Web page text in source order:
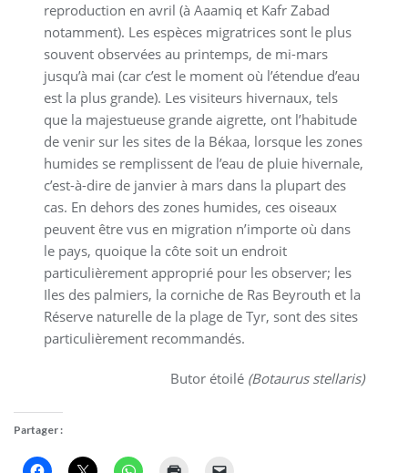
reproduction en avril (à Aaamiq et Kafr Zabad
notamment). Les espèces migratrices sont le plus
souvent observées au printemps, de mi-mars
jusqu’à mai (car c’est le moment où l’étendue d’eau
est la plus grande). Les visiteurs hivernaux, tels
que la majestueuse grande aigrette, ont l’habitude
de venir sur les sites de la Békaa, lorsque les zones
humides se remplissent de l’eau de pluie hivernale,
c’est-à-dire de janvier à mars dans la plupart des
cas. En dehors des zones humides, ces oiseaux
peuvent être vus en migration n’importe où dans
le pays, quoique la côte soit un endroit
particulièrement approprié pour les observer; les
Iles des palmiers, la corniche de Ras Beyrouth et la
Réserve naturelle de la plage de Tyr, sont des sites
particulièrement recommandés.
Butor étoilé (Botaurus stellaris)
Partager :